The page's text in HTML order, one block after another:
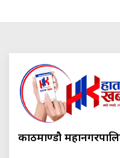
काठमाण्डौ